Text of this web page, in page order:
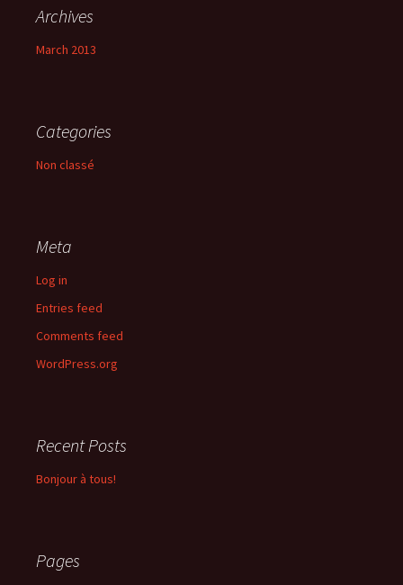
Archives
March 2013
Categories
Non classé
Meta
Log in
Entries feed
Comments feed
WordPress.org
Recent Posts
Bonjour à tous!
Pages